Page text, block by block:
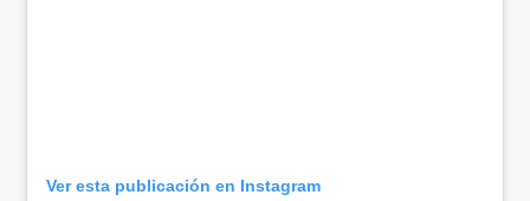
Ver esta publicación en Instagram